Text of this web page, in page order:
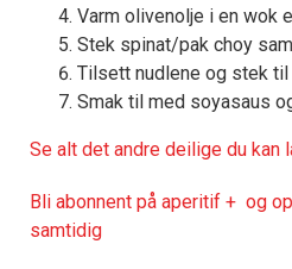
Varm olivenolje i en wok
Stek spinat/pak choy
Tilsett nudlene og stek til
Smak til med soyasaus
Se alt det andre deilige du kan
Bli abonnent på aperitif + og
samtidig